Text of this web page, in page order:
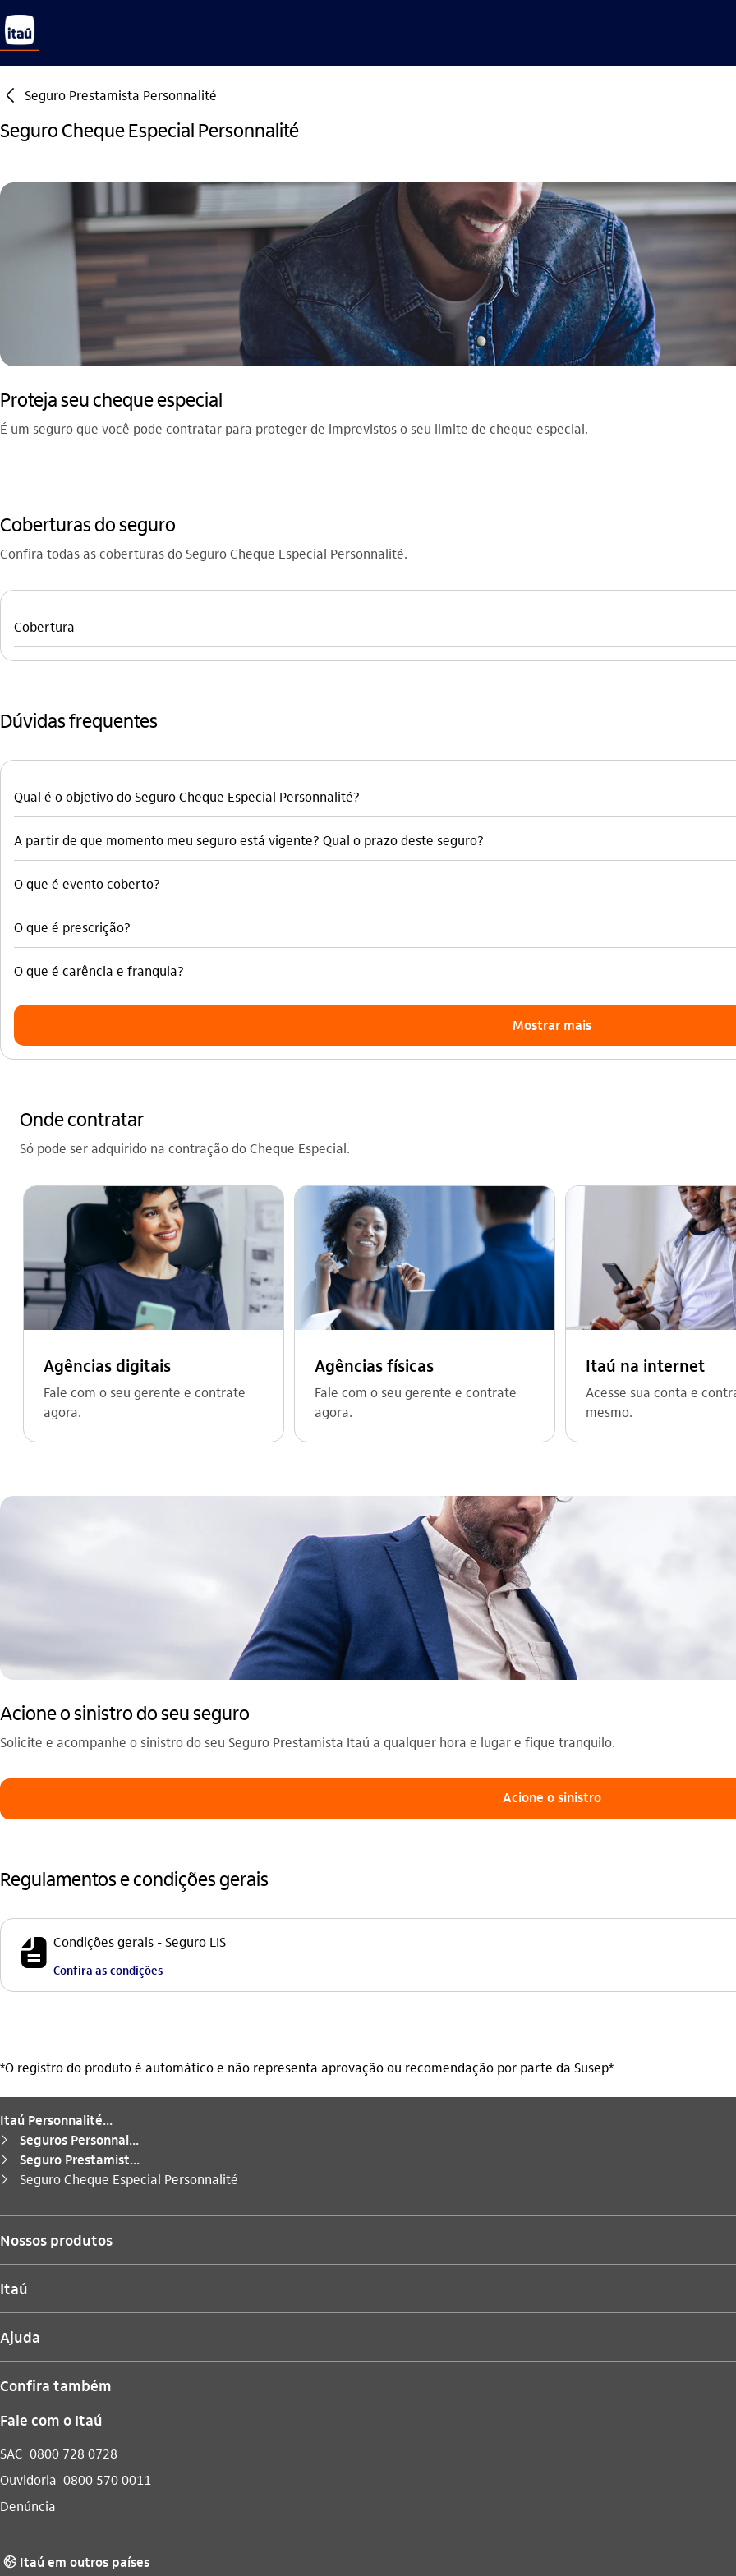
seta_esquerda Seguro Prestamista Personnalité
Seguro Cheque Especial Personnalité
Proteja seu cheque especial
É um seguro que você pode contratar para proteger de imprevistos o seu limite de cheque especial.
Coberturas do seguro
Confira todas as coberturas do Seguro Cheque Especial Personnalité.
Cobertura
Dúvidas frequentes
Qual é o objetivo do Seguro Cheque Especial Personnalité?
A partir de que momento meu seguro está vigente? Qual o prazo deste seguro?
O que é evento coberto?
O que é prescrição?
O que é carência e franquia?
Mostrar mais
Onde contratar
Só pode ser adquirido na contração do Cheque Especial.
Agências digitais
Fale com o seu gerente e contrate
agora.
Agências físicas
Fale com o seu gerente e contrate
agora.
Itaú na internet
Acesse sua conta e
mesmo.
Acione o sinistro do seu seguro
Solicite e acompanhe o sinistro do seu Seguro Prestamista Itaú a qualquer hora e lugar e fique tranquilo.
Acione o sinistro
Regulamentos e condições gerais
icon-itaufonts_fatura Condições gerais - Seguro LIS
Confira as condições
*O registro do produto é automático e não representa aprovação ou recomendação por parte da Susep*
Itaú Personnalité...
seta_direita Seguros Personnal...
seta_direita Seguro Prestamist...
seta_direita
Você está aqui:
Seguro Cheque Especial Personnalité
Nossos produtos
Itaú
Ajuda
Confira também
Fale com o Itaú
SAC 0800 728 0728
Ouvidoria 0800 570 0011
Denúncia
globo_outline Itaú em outros países